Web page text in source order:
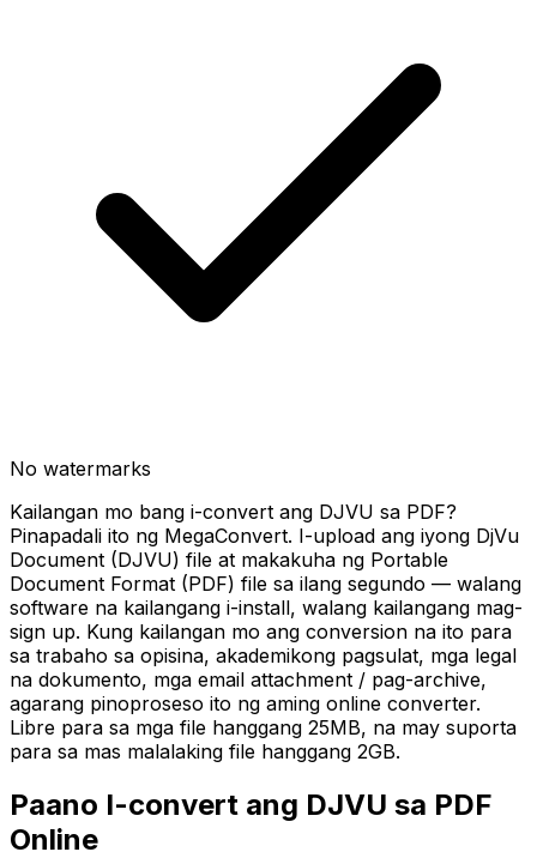
No watermarks
Kailangan mo bang i-convert ang DJVU sa PDF?
Pinapadali ito ng MegaConvert. I-upload ang iyong DjVu
Document (DJVU) file at makakuha ng Portable
Document Format (PDF) file sa ilang segundo — walang
software na kailangang i-install, walang kailangang mag-
sign up. Kung kailangan mo ang conversion na ito para
sa trabaho sa opisina, akademikong pagsulat, mga legal
na dokumento, mga email attachment / pag-archive,
agarang pinoproseso ito ng aming online converter.
Libre para sa mga file hanggang 25MB, na may suporta
para sa mas malalaking file hanggang 2GB.
Paano I-convert ang DJVU sa PDF
Online